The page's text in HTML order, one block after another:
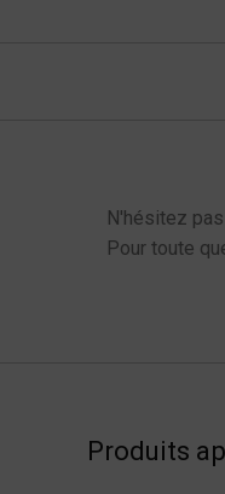
N'hésitez
Pour toute
Produits